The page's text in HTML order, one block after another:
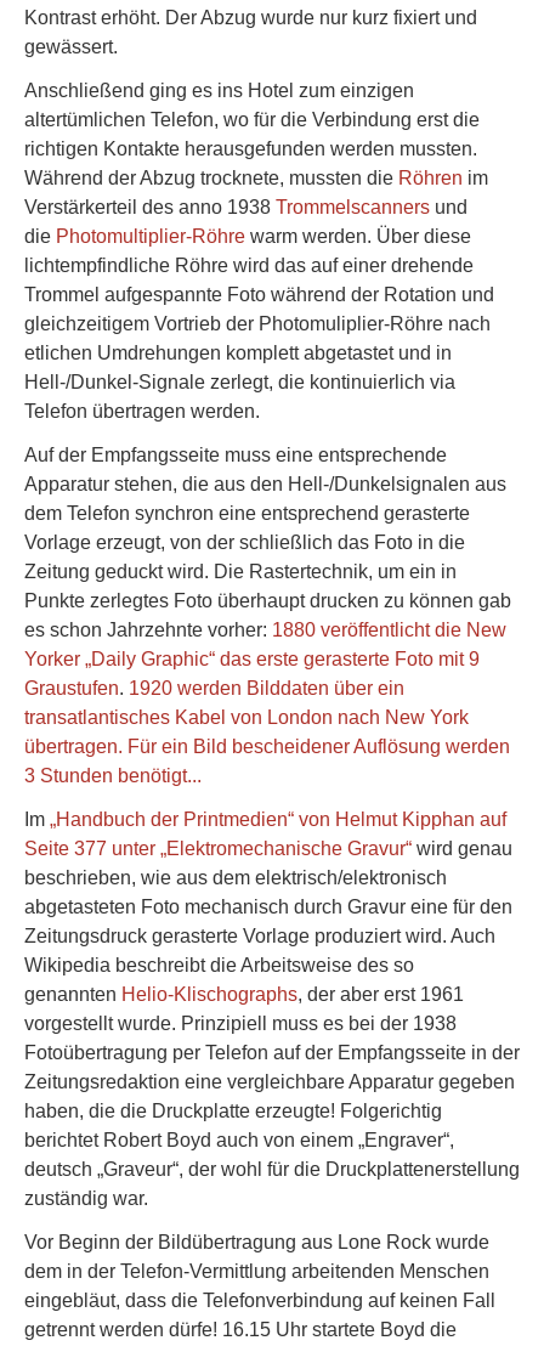
Kontrast erhöht. Der Abzug wurde nur kurz fixiert und
gewässert.
Anschließend ging es ins Hotel zum einzigen
altertümlichen Telefon, wo für die Verbindung erst die
richtigen Kontakte herausgefunden werden mussten.
Während der Abzug trocknete, mussten die Röhren im
Verstärkerteil des anno 1938 Trommelscanners und
die Photomultiplier-Röhre warm werden. Über diese
lichtempfindliche Röhre wird das auf einer drehende
Trommel aufgespannte Foto während der Rotation und
gleichzeitigem Vortrieb der Photomuliplier-Röhre nach
etlichen Umdrehungen komplett abgetastet und in
Hell-/Dunkel-Signale zerlegt, die kontinuierlich via
Telefon übertragen werden.
Auf der Empfangsseite muss eine entsprechende
Apparatur stehen, die aus den Hell-/Dunkelsignalen aus
dem Telefon synchron eine entsprechend gerasterte
Vorlage erzeugt, von der schließlich das Foto in die
Zeitung geduckt wird. Die Rastertechnik, um ein in
Punkte zerlegtes Foto überhaupt drucken zu können gab
es schon Jahrzehnte vorher: 1880 veröffentlicht die New
Yorker „Daily Graphic“ das erste gerasterte Foto mit 9
Graustufen. 1920 werden Bilddaten über ein
transatlantisches Kabel von London nach New York
übertragen. Für ein Bild bescheidener Auflösung werden
3 Stunden benötigt...
Im „Handbuch der Printmedien“ von Helmut Kipphan auf
Seite 377 unter „Elektromechanische Gravur“ wird genau
beschrieben, wie aus dem elektrisch/elektronisch
abgetasteten Foto mechanisch durch Gravur eine für den
Zeitungsdruck gerasterte Vorlage produziert wird. Auch
Wikipedia beschreibt die Arbeitsweise des so
genannten Helio-Klischographs, der aber erst 1961
vorgestellt wurde. Prinzipiell muss es bei der 1938
Fotoübertragung per Telefon auf der Empfangsseite in der
Zeitungsredaktion eine vergleichbare Apparatur gegeben
haben, die die Druckplatte erzeugte! Folgerichtig
berichtet Robert Boyd auch von einem „Engraver“,
deutsch „Graveur“, der wohl für die Druckplattenerstellung
zuständig war.
Vor Beginn der Bildübertragung aus Lone Rock wurde
dem in der Telefon-Vermittlung arbeitenden Menschen
eingebläut, dass die Telefonverbindung auf keinen Fall
getrennt werden dürfe! 16.15 Uhr startete Boyd die